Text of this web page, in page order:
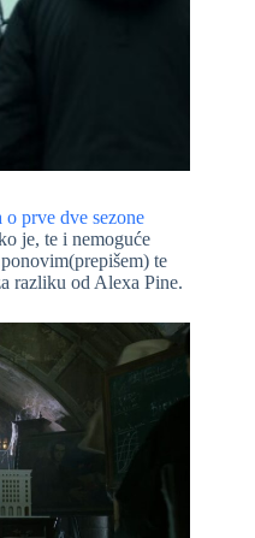
prve dve sezone
je, te i nemoguće
te
razliku od Alexa Pine.